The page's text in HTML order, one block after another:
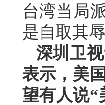
台湾当局
是自取其
深圳卫
表示，美
望有人说“